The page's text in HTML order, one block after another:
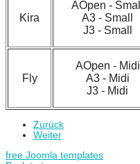
Kira
AOpen - Small
A3 - Small
J3 - Small
Fly
AOpen - Midi
A3 - Midi
J3 - Midi
Zurück
Weiter
free Joomla templates